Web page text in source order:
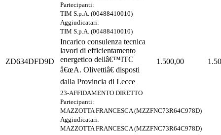
Partecipanti:
TIM S.p.A. (00488410010)
Aggiudicatari:
TIM S.p.A. (00488410010)
ZD634DFD9D
Incarico consulenza tecnica
lavori di efficientamento
energetico dellâ€™ITC
â€œA. Olivettiâ€ disposti
dalla Provincia di Lecce
1.500,00
23-AFFIDAMENTO DIRETTO
Partecipanti:
MAZZOTTA FRANCESCA (MZZFNC73R64C978D)
Aggiudicatari:
MAZZOTTA FRANCESCA (MZZFNC73R64C978D)